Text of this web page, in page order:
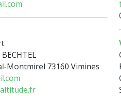
Montmirel 73160 Vimines